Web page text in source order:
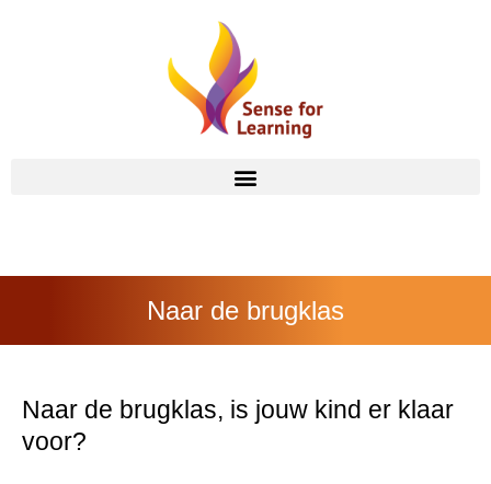
Naar de brugklas
Naar de brugklas, is jouw kind er klaar
voor?